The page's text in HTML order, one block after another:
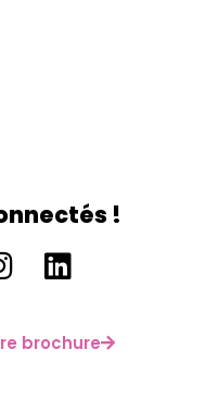
!
brochure